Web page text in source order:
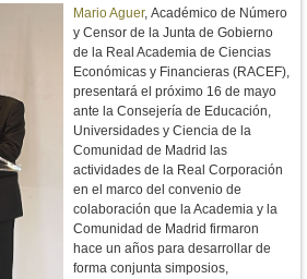
Mario Aguer, Académico de Número
y Censor de la Junta de Gobierno
de la Real Academia de Ciencias
Económicas y Financieras (RACEF),
presentará el próximo 16 de mayo
ante la Consejería de Educación,
Universidades y Ciencia de la
Comunidad de Madrid las
actividades de la Real Corporación
en el marco del convenio de
colaboración que la Academia y la
Comunidad de Madrid firmaron
hace un años para desarrollar de
forma conjunta simposios,